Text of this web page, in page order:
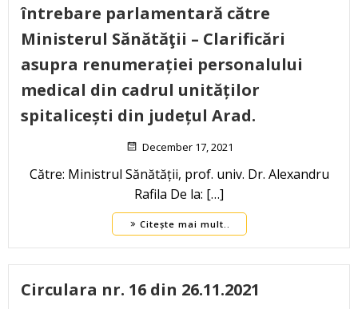
întrebare parlamentară către
Ministerul Sănătăţii – Clarificări
asupra renumerației personalului
medical din cadrul unităților
spitalicești din județul Arad.
December 17, 2021
Către: Ministrul Sănătății, prof. univ. Dr. Alexandru
Rafila De la: […]
Citește mai mult..
Circulara nr. 16 din 26.11.2021